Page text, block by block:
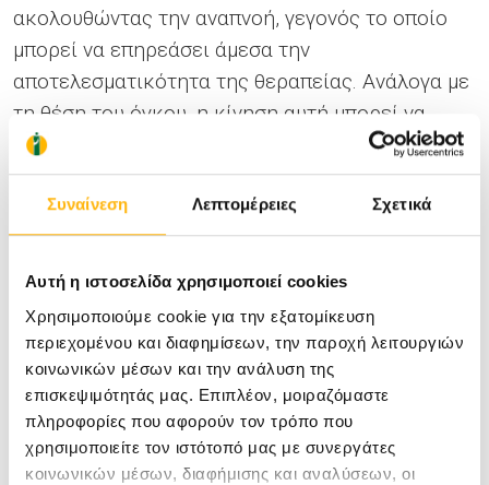
Συναίνεση Λεπτομέρειες Σχετικά
Αυτή η ιστοσελίδα χρησιμοποιεί cookies
Χρησιμοποιούμε cookie για την εξατομίκευση
περιεχομένου και διαφημίσεων, την παροχή λειτουργιών
κοινωνικών μέσων και την ανάλυση της
επισκεψιμότητάς μας. Επιπλέον, μοιραζόμαστε
πληροφορίες που αφορούν τον τρόπο που
χρησιμοποιείτε τον ιστότοπό μας με συνεργάτες
κοινωνικών μέσων, διαφήμισης και αναλύσεων, οι
ακολουθώντας την αναπνοή, γεγονός το οποίο
μπορεί να επηρεάσει άμεσα την
αποτελεσματικότητα της θεραπείας. Ανάλογα με
τη θέση του όγκου, η κίνηση αυτή μπορεί να
είναι μεγαλύτερη των δύο εκατοστών.
Με την κλασική ακτινοθεραπευτική προσέγγιση
όγκου, ο ιατρός σχεδιάζει τη νόσο δίνοντας
μεγαλύτερα περιθώρια από αυτά που πραγματικά
απαιτούνται . Όσο μεγαλύτερη είναι η περιοχή
που ακτινοβολείται, τόσο μεγαλύτερη είναι και η
τοξικότητα που προκαλείται από τη θεραπεία
στους παρακείμενους υγιείς ιστούς.